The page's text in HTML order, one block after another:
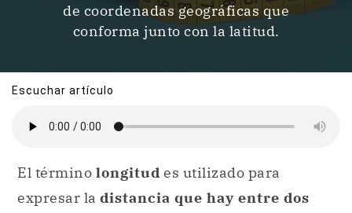
de coordenadas geográficas que
conforma junto con la latitud.
Escuchar artículo
El término longitud es utilizado para
expresar la distancia que hay entre dos